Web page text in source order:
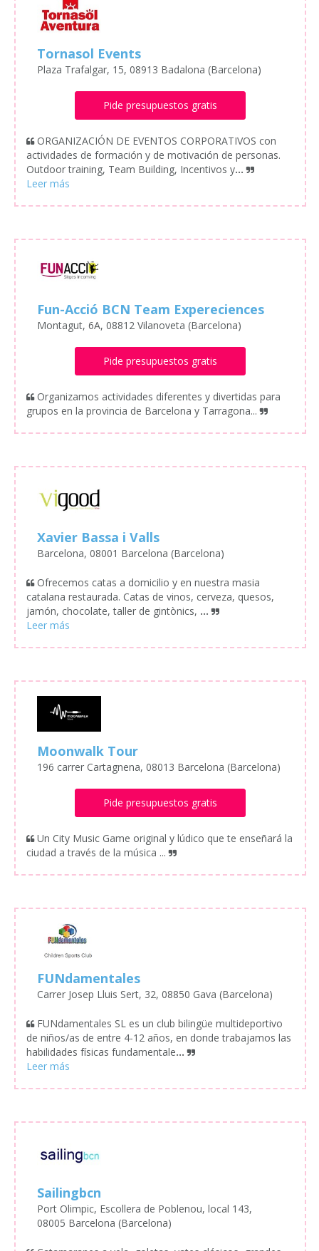
Tornasol Events
Plaza Trafalgar, 15, 08913 Badalona (Barcelona)
Pide presupuestos gratis
ORGANIZACIÓN DE EVENTOS CORPORATIVOS con
actividades de formación y de motivación de personas.
Outdoor training, Team Building, Incentivos y...
Fun-Acció BCN Team Expereciences
Montagut, 6A, 08812 Vilanoveta (Barcelona)
Pide presupuestos gratis
Organizamos actividades diferentes y divertidas para
grupos en la provincia de Barcelona y Tarragona...
Xavier Bassa i Valls
Barcelona, 08001 Barcelona (Barcelona)
Ofrecemos catas a domicilio y en nuestra masia
catalana restaurada. Catas de vinos, cerveza, quesos,
jamón, chocolate, taller de gintònics, ...
Moonwalk Tour
196 carrer Cartagnena, 08013 Barcelona (Barcelona)
Pide presupuestos gratis
Un City Music Game original y lúdico que te enseñará la
ciudad a través de la música ...
FUNdamentales
Carrer Josep Lluis Sert, 32, 08850 Gava (Barcelona)
FUNdamentales SL es un club bilingüe multideportivo
de niños/as de entre 4-12 años, en donde trabajamos las
habilidades físicas fundamentale...
Sailingbcn
Port Olimpic, Escollera de Poblenou, local 143,
08005 Barcelona (Barcelona)